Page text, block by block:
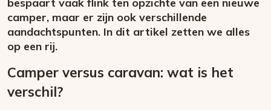
bespaart vaak flink ten opzichte van een nieuwe
camper, maar er zijn ook verschillende
aandachtspunten. In dit artikel zetten we alles
op een rij.
Camper versus caravan: wat is het
verschil?